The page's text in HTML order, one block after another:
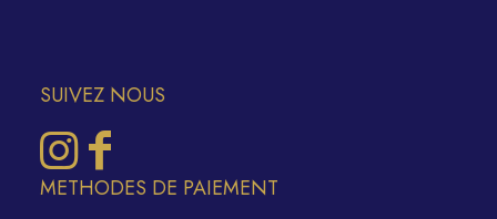
SUIVEZ NOUS
METHODES DE PAIEMENT